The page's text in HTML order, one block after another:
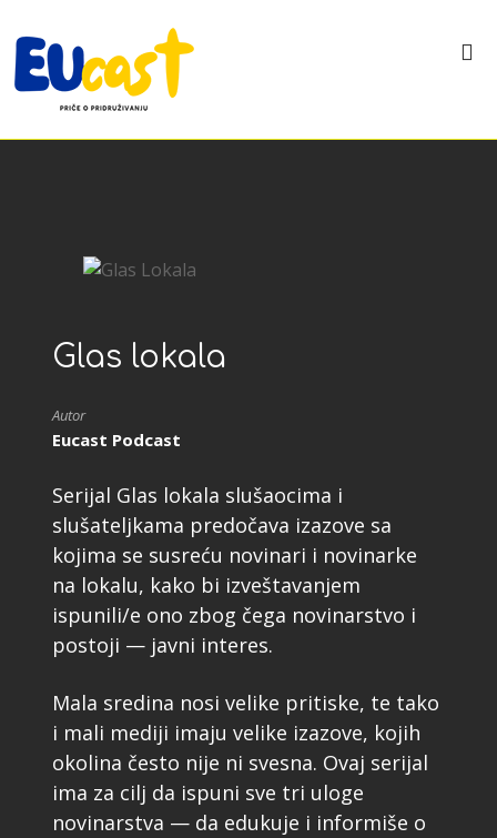
Glas lokala
Autor
Eucast Podcast
Serijal Glas lokala slušaocima i
slušateljkama predočava izazove sa
kojima se susreću novinari i novinarke
na lokalu, kako bi izveštavanjem
ispunili/e ono zbog čega novinarstvo i
postoji — javni interes.
Mala sredina nosi velike pritiske, te tako
i mali mediji imaju velike izazove, kojih
okolina često nije ni svesna. Ovaj serijal
ima za cilj da ispuni sve tri uloge
novinarstva — da edukuje i informiše o